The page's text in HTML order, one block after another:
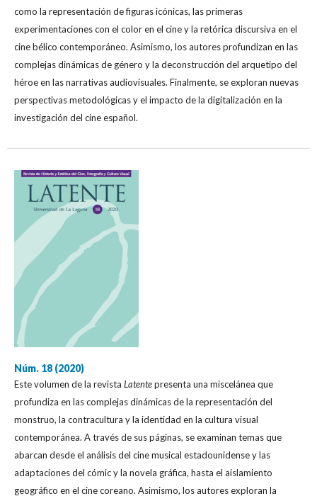
como la representación de figuras icónicas, las primeras
experimentaciones con el color en el cine y la retórica discursiva en el
cine bélico contemporáneo. Asimismo, los autores profundizan en las
complejas dinámicas de género y la deconstrucción del arquetipo del
héroe en las narrativas audiovisuales. Finalmente, se exploran nuevas
perspectivas metodológicas y el impacto de la digitalización en la
investigación del cine español.
Núm. 18 (2020)
Este volumen de la revista Latentepresenta una miscelánea que
profundiza en las complejas dinámicas de la representación del
monstruo, la contracultura y la identidad en la cultura visual
contemporánea. A través de sus páginas, se examinan temas que
abarcan desde el análisis del cine musical estadounidense y las
adaptaciones del cómic y la novela gráfica, hasta el aislamiento
geográfico en el cine coreano. Asimismo, los autores exploran la